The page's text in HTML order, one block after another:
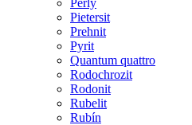
Pietersit
Prehnit
Pyrit
Quantum quattro
Rodochrozit
Rodonit
Rubelit
Rubín